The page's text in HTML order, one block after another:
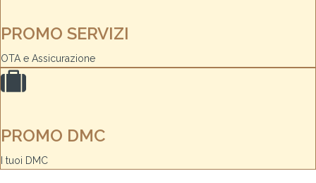
PROMO SERVIZI
OTA e Assicurazione
PROMO DMC
I tuoi DMC